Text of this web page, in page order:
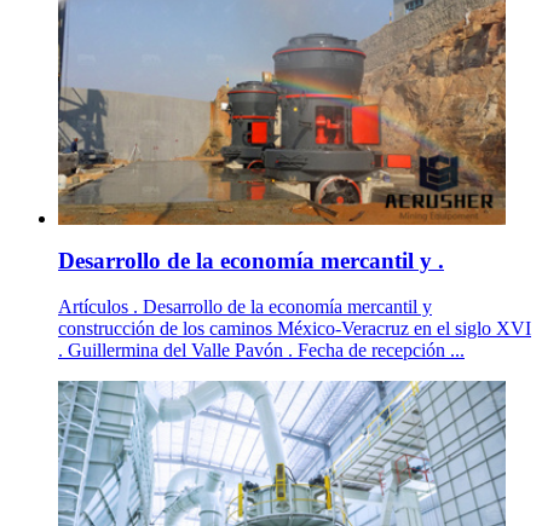
Desarrollo de la economía mercantil y .
Artículos . Desarrollo de la economía mercantil y
construcción de los caminos México-Veracruz en el siglo XVI
. Guillermina del Valle Pavón . Fecha de recepción ...